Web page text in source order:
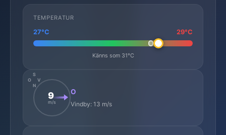
TEMPERATUR
27°C 29°C
Känns som 31°C
N
S
O
V
9
m/s
O
Vindby: 13 m/s